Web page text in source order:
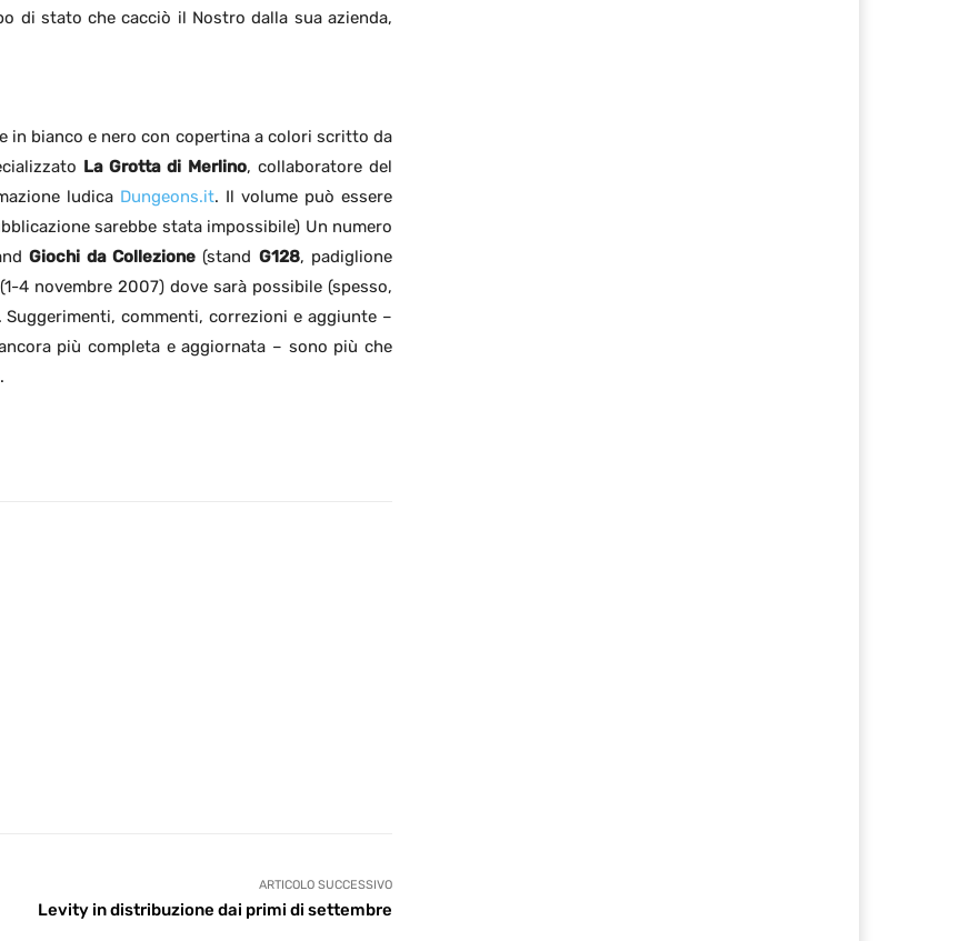
di stato che cacciò il Nostro dalla sua azienda,
in bianco e nero con copertina a colori scritto da
La Grotta di Merlino, collaboratore del
ludica Dungeons.it. Il volume può essere
sarebbe stata impossibile) Un numero
Giochi da Collezione (stand G128, padiglione
4 novembre 2007) dove sarà possibile (spesso,
commenti, correzioni e aggiunte –
più completa e aggiornata – sono più che
.
ARTICOLO SUCCESSIVO
Levity in distribuzione dai primi di settembre